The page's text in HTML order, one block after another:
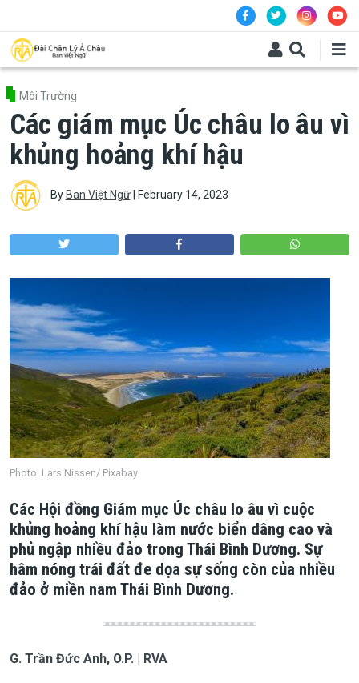
Môi Trường
Các giám mục Úc châu lo âu vì
khủng hoảng khí hậu
By Ban Việt Ngữ| February 14, 2023
Photo: Lars Nissen/ Pixabay
Các Hội đồng Giám mục Úc châu lo âu vì cuộc
khủng hoảng khí hậu làm nước biển dâng cao và
phủ ngập nhiều đảo trong Thái Bình Dương. Sự
hâm nóng trái đất đe dọa sự sống còn của nhiều
đảo ở miền nam Thái Bình Dương.
G. Trần Đức Anh, O.P. | RVA